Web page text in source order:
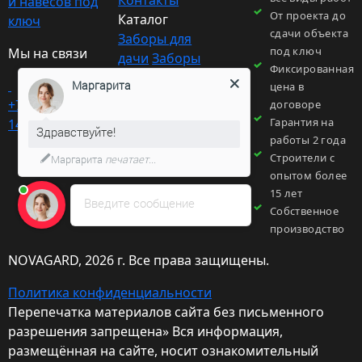
ограждения спортивных площадок
недорого, при этом гарантируя высокое
качество и долговечность конструкций.
Преимущества металлического
ограждения спортивной
площадки
Основное преимущество
металлического ограждения
спортивной площадки
заключается в
его надежности и долговечности.
Использование секций из сварной сетки
обеспечивает устойчивость к
неблагоприятным погодным условиям.
Такие конструкции прекрасно подходят
для универсальных спортивных
площадок и легко адаптируются под
ключ
Мы на связи
+7 (495) 204-
14-55
Каталог
Заборы для
дачи Заборы
HI-TECH
Калитки
От проекта до
сдачи объекта
под ключ
Фиксированная
цена в
договоре
Гарантия на
работы 2 года
Строители с
опытом более
15 лет
Собственное
производство
NOVAGARD, 2026 г. Все права защищены.
Политика конфиденциальности
Перепечатка материалов сайта без письменного
разрешения запрещена» Вся информация,
размещённая на сайте, носит ознакомительный
Введите сообщение
Маргарита
Здравствуйте!
Маргарита печатает...